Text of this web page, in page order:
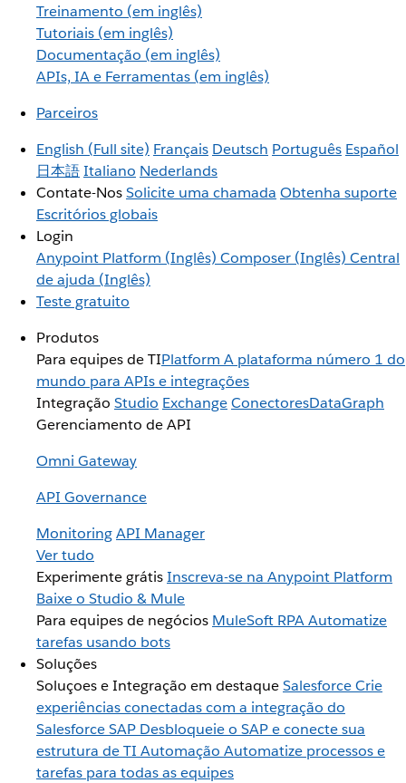
Treinamento (em inglês)
Tutoriais (em inglês)
Documentação (em inglês)
APIs, IA e Ferramentas (em inglês)
Parceiros
English (Full site) Français Deutsch Português Español
日本語Italiano Nederlands
Contate-NosSolicite uma chamada Obtenha suporte
Escritórios globais
Login
Anypoint Platform (Inglês) Composer (Inglês) Central
de ajuda (Inglês)
Teste gratuito
Produtos
Para equipes de TIPlatform A plataforma número 1 do
mundo para APIs e integrações
Integração Studio ExchangeConectoresDataGraph
Gerenciamento de API
Omni Gateway
API Governance
MonitoringAPI Manager
Ver tudo
Experimente grátisInscreva-se na Anypoint Platform
Baixe o Studio & Mule
Para equipes de negócios MuleSoft RPAAutomatize
tarefas usando bots
Soluções
Soluçoes e Integração em destaqueSalesforceCrie
experiências conectadas com a integração do
SalesforceSAP Desbloqueie o SAP e conecte sua
estrutura de TI Automação Automatize processos e
tarefas para todas as equipes